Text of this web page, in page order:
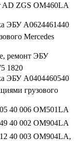
AD ZGS OM460LA
ЭБУ A0624461440
Mercedes
ремонт ЭБУ
1820
ЭБУ A0404460540
грузового
40 006 OM501LA
40 002 OM904LA
40 003 OM904LA,